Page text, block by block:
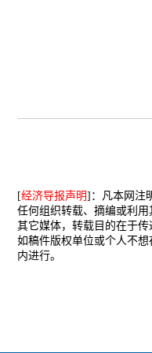
[经济导报声明]：凡本网注
任何组织转载、摘编或利
其它媒体，转载目的在于
如稿件版权单位或个人不
内进行。